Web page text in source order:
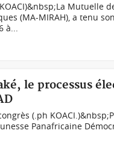
Mutuelle
(MA-MIRAH), a tenu
à...
le processus
(.ph
Panafricaine